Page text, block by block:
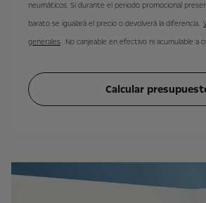
neumáticos. Si durante el periodo promocional
barato se igualará el precio o devolverá la diferencia.
generales. No canjeable en efectivo ni acumulable a
Calcular